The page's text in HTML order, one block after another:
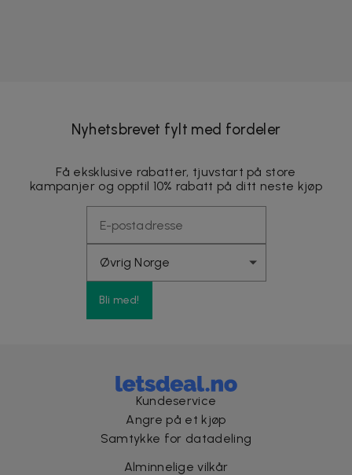
Nyhetsbrevet fylt med fordeler
Få eksklusive rabatter, tjuvstart på store
kampanjer og opptil 10% rabatt på ditt neste kjøp
Bli med!
Kundeservice
Angre på et kjøp
Samtykke for datadeling
Alminnelige vilkår